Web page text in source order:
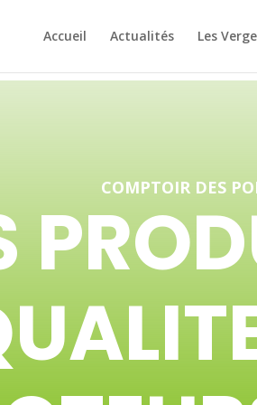
Accueil Actualités Les
COMPTOIR DES